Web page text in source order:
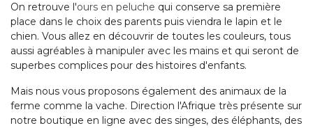
On retrouve l'ours en peluche qui conserve sa première
place dans le choix des parents puis viendra le lapin et le
chien. Vous allez en découvrir de toutes les couleurs, tous
aussi agréables à manipuler avec les mains et qui seront de
superbes complices pour des histoires d'enfants.
Mais nous vous proposons également des animaux de la
ferme comme la vache. Direction l'Afrique très présente sur
notre boutique en ligne avec des singes, des éléphants, des